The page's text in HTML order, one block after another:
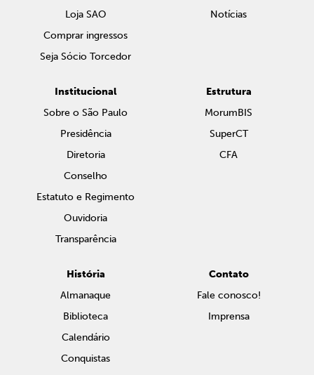
Loja SAO
Comprar ingressos
Seja Sócio Torcedor
Notícias
Institucional
Sobre o São Paulo
Presidência
Diretoria
Conselho
Estatuto e Regimento
Ouvidoria
Transparência
Estrutura
MorumBIS
SuperCT
CFA
História
Almanaque
Biblioteca
Calendário
Conquistas
Contato
Fale conosco!
Imprensa